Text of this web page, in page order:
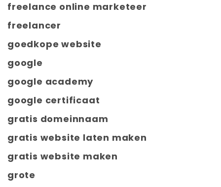
freelance online marketeer
freelancer
goedkope website
google
google academy
google certificaat
gratis domeinnaam
gratis website laten maken
gratis website maken
grote